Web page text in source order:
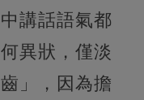
講話語氣都
異狀，僅淡
」，因為擔